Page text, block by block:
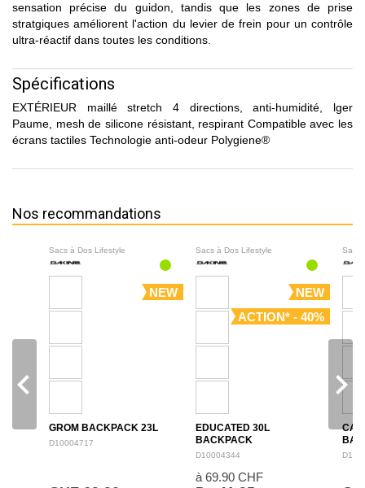
sensation précise du guidon, tandis que les zones de prise
stratgiques améliorent l'action du levier de frein pour un contrôle
ultra-réactif dans toutes les conditions.
Spécifications
EXTÉRIEUR maillé stretch 4 directions, anti-humidité, lger
Paume, mesh de silicone résistant, respirant Compatible avec les
écrans tactiles Technologie anti-odeur Polygiene®
Nos recommandations
Sacs à Dos Lifestyle
NEW
GROM BACKPACK 23L
D10004717
Sacs à Dos Lifestyle
NEW
ACTION* - 40%
EDUCATED 30L
BACKPACK
D10004344
à 69.90 CHF
Sacs
navigate_before navigate_next